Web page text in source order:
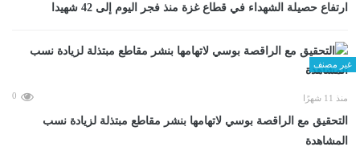
ارتفاع حصيلة الشهداء في قطاع غزة منذ فجر اليوم إلى 42 شهيدا
غير مصنف
منذ 11 شهرًا 0
التحقيق مع الراقصة بوسي لاتهامها بنشر مقاطع مبتذلة لزيادة نسب
المشاهدة